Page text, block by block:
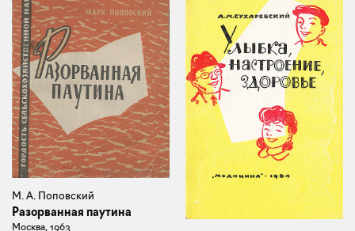
М. А. Поповский
Разорванная паутина
Москва, 1963